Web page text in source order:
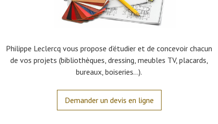
Philippe Leclercq vous propose d’étudier et de concevoir chacun
de vos projets (bibliothèques, dressing, meubles TV, placards,
bureaux, boiseries…).
Demander un devis en ligne